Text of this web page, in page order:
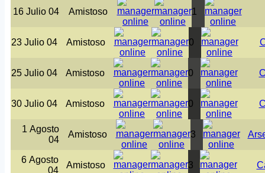
16 Julio 04 Amistoso 1
23 Julio 04 Amistoso 0
25 Julio 04 Amistoso 0
30 Julio 04 Amistoso 0
1 Agosto
04
Amistoso 3
6 Agosto
04
Amistoso 3